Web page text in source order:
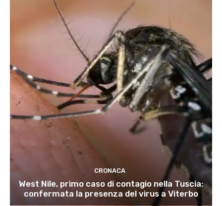
CRONACA
West Nile, primo caso di contagio nella Tuscia:
confermata la presenza del virus a Viterbo